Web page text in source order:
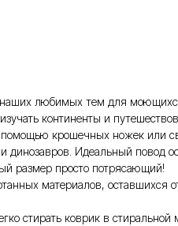
любимых тем для
континенты и
помощью крошечных ножек или
динозавров. Идеальный повод
размер просто потрясающий!
материалов, оставшихся
стирать коврик в